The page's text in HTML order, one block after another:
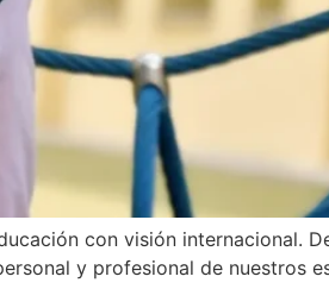
con visión internacional.
y profesional de nuestros